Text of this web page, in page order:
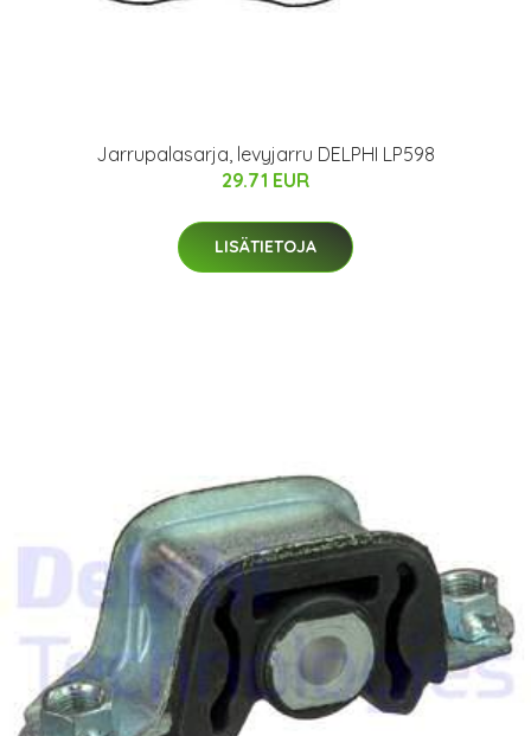
Jarrupalasarja, levyjarru DELPHI LP598
29.71 EUR
LISÄTIETOJA